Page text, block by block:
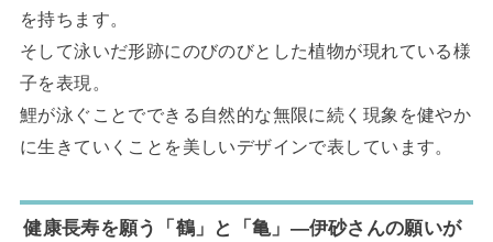
を持ちます。
そして泳いだ形跡にのびのびとした植物が現れている様
子を表現。
鯉が泳ぐことでできる自然的な無限に続く現象を健やか
に生きていくことを美しいデザインで表しています。
健康長寿を願う「鶴」と「亀」―伊砂さんの願いが